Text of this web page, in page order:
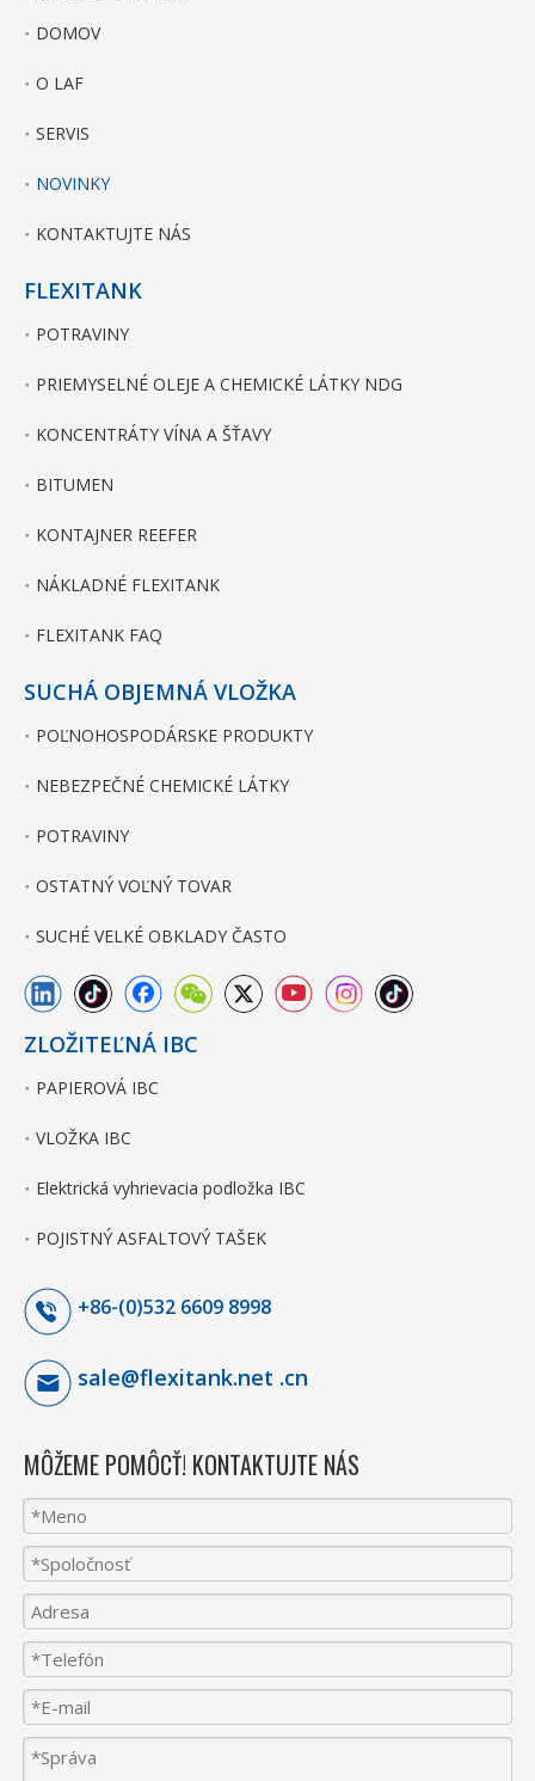
DOMOV
O LAF
SERVIS
NOVINKY
KONTAKTUJTE NÁS
FLEXITANK
POTRAVINY
PRIEMYSELNÉ OLEJE A CHEMICKÉ LÁTKY NDG
KONCENTRÁTY VÍNA A ŠŤAVY
BITUMEN
KONTAJNER REEFER
NÁKLADNÉ FLEXITANK
FLEXITANK FAQ
SUCHÁ OBJEMNÁ VLOŽKA
POĽNOHOSPODÁRSKE PRODUKTY
NEBEZPEČNÉ CHEMICKÉ LÁTKY
POTRAVINY
OSTATNÝ VOĽNÝ TOVAR
SUCHÉ VELKÉ OBKLADY ČASTO
ZLOŽITEĽNÁ IBC
PAPIEROVÁ IBC
VLOŽKA IBC
Elektrická vyhrievacia podložka IBC
POJISTNÝ ASFALTOVÝ TAŠEK
+86-(0)532 6609 8998
sale@flexitank.net .cn
MÔŽEME POMÔCŤ! KONTAKTUJTE NÁS